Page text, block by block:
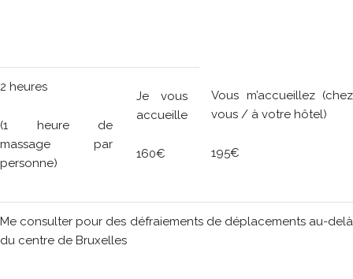
2 heures
(1 heure de
massage par
personne)
Je vous
accueille
160€
Vous m’accueillez (chez
vous / à votre hôtel)
195€
Me consulter pour des défraiements de déplacements au-delà
du centre de Bruxelles